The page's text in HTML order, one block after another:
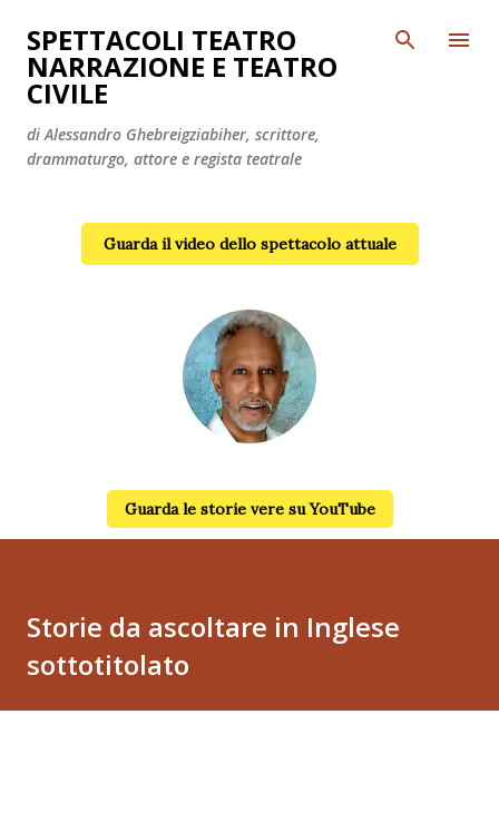
Passa ai contenuti principali
SPETTACOLI TEATRO
NARRAZIONE E TEATRO
CIVILE
di Alessandro Ghebreigziabiher, scrittore,
drammaturgo, attore e regista teatrale
Guarda il video dello spettacolo attuale
Guarda le storie vere su YouTube
Storie da ascoltare in Inglese
sottotitolato